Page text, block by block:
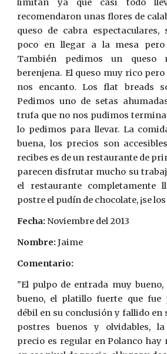
limitan ya que casi todo
recomendaron unas flores de
queso de cabra
poco en llegar a la mesa
También pedimos un queso
berenjena. El queso muy rico
nos encanto. Los flat breads
Pedimos uno de setas
trufa que no nos pudimos
lo pedimos para llevar. La
buena, los precios son
recibes es de un restaurante de
parecen disfrutar mucho su
el restaurante completamente
postre el pudín de chocolate, ¡se
Fecha: Noviembre del 2013
Nombre: Jaime
Comentario:
"El pulpo de entrada muy
bueno, el platillo fuerte que fue
débil en su conclusión y fallido en
postres buenos y olvidables,
precio es regular en Polanco hay